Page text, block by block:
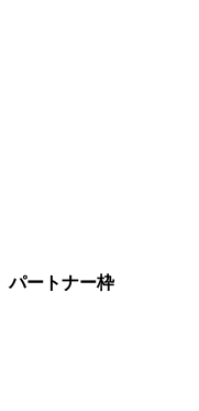
パートナー枠